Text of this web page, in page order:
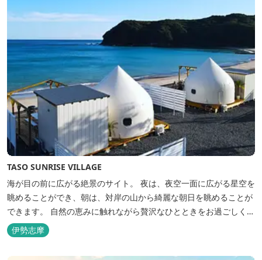
TASO SUNRISE VILLAGE
海が目の前に広がる絶景のサイト。 夜は、夜空一面に広がる星空を
眺めることができ、朝は、対岸の山から綺麗な朝日を眺めることが
できます。 自然の恵みに触れながら贅沢なひとときをお過ごしくだ
さい。 ウッドテラスでのバーベキューを楽しむこともでき、BBQ
初心者でも安心のガスBBQ台をご用意しております。 また、海岸
を散策しながら海風を感じるのもよし、インスタントハウス内でリ
伊勢志摩